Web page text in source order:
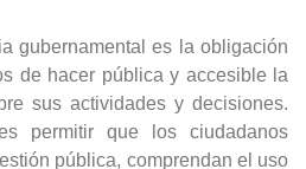
gubernamental es la obligación
de hacer pública y accesible la
sus actividades y decisiones.
permitir que los ciudadanos
pública, comprendan el uso